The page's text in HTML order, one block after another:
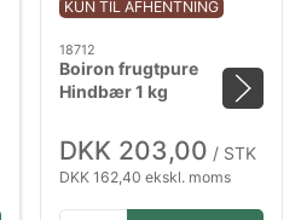
KUN TIL AFHENTNING
18712
Boiron frugtpure
Hindbær 1 kg
DKK 203,00 / STK
DKK 162,40 ekskl. moms